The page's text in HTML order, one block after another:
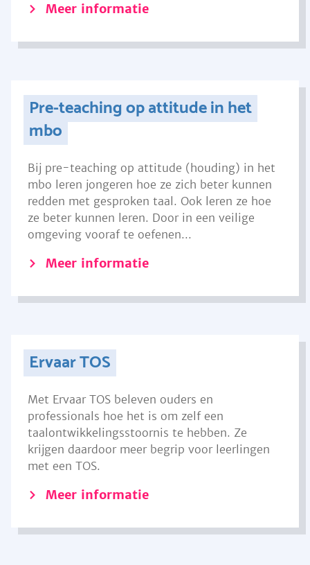
Meer informatie
Pre-teaching op attitude in het
mbo
Bij pre-teaching op attitude (houding) in het
mbo leren jongeren hoe ze zich beter kunnen
redden met gesproken taal. Ook leren ze hoe
ze beter kunnen leren. Door in een veilige
omgeving vooraf te oefenen...
Meer informatie
Ervaar TOS
Met Ervaar TOS beleven ouders en
professionals hoe het is om zelf een
taalontwikkelingsstoornis te hebben. Ze
krijgen daardoor meer begrip voor leerlingen
met een TOS.
Meer informatie